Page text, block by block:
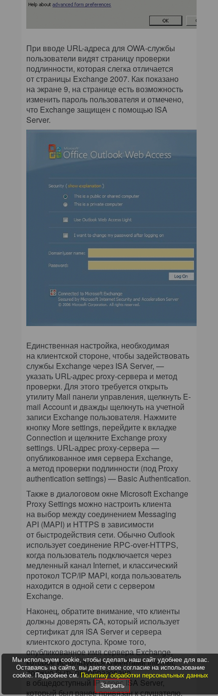
При вводе URL-адреса для OWA-службы
пользователи видят страницу проверки
подлинности, которая слегка отличается
от страницы Exchange 2007. Как показано
на экране 9, на странице есть возможность
изменить пароль пользователя и отмечено,
что Exchange защищен с помощью ISA
Server.
Единственная настройка, необходимая
на клиентской стороне, чтобы задействовать
службы Exchange через ISA Server, —
указать URL-адрес proxy-сервера и метод
проверки. Для этого требуется открыть
утилиту Mail панели управления, щелкнуть E-
mail Account и дважды щелкнуть на учетной
записи Exchange пользователя. Нажмите
кнопку More settings, перейдите к вкладке
Connection и щелкните Exchange proxy
settings. URL-адрес proxy-сервера —
опубликованное имя сервера Exchange,
а метод проверки подлинности (под Proxy
authentication settings) — Basic Authentication.
Также в диалоговом окне Microsoft Exchange
Proxy Settings можно настроить клиента
на выбор между соединением Messaging
API (MAPI) и HTTPS в зависимости
от быстродействия сети. Обычно Outlook
использует соединение RPC-over-HTTPS,
когда пользователь подключается через
медленный канал Internet, и классический
протокол TCP/IP MAPI, когда пользователь
находится в одной сети с сервером
Exchange.
Наконец, обратите внимание, что клиенты
должны доверять CA, который использует
сертификат для ISA Server и сервера
клиентского доступа. Кроме того,
опубликованное имя сервера Exchange,
которое используется клиентами Internet,
должно быть преобразовано
в общедоступный IP-адрес ISA Server,
который был ранее привязан к слушателю.
Мы используем cookie, чтобы сделать наш сайт удобнее для вас.
Оставаясь на сайте, вы даете свое согласие на использование
cookie. Подробнее см.Политику обработки персональных данных
Закрыть